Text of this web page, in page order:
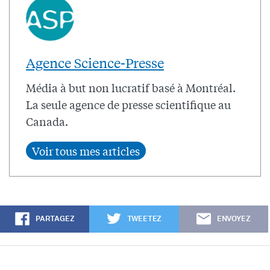
Agence Science-Presse
Média à but non lucratif basé à Montréal.
La seule agence de presse scientifique au
Canada.
PARTAGEZ TWEETEZ ENVOYEZ